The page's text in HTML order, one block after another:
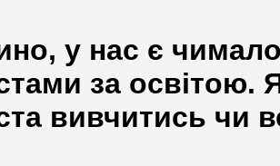
у нас є
за
вивчитись чи